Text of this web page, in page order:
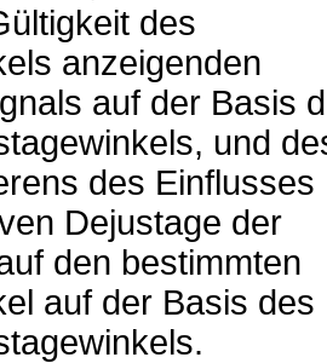
des
anzeigenden
auf der Basis
und
des Einflusses
Dejustage der
den bestimmten
auf der Basis des